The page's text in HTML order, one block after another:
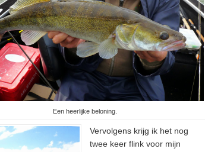
Een heerlijke beloning.
Vervolgens krijg ik het nog
twee keer flink voor mijn